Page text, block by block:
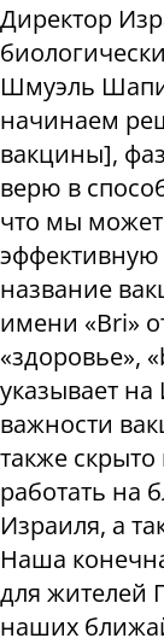
Директор
Шмуэль
начинаем
вакцины],
верю в
что мы
название
имени «Bri»
«здоровье»,
указывает
важности
также
работать на
Израиля, а
Наша
для жителей
наших